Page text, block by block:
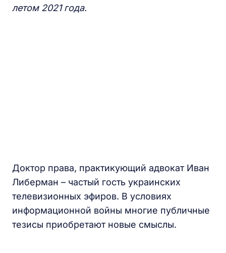
летом 2021 года.
Доктор права, практикующий адвокат Иван
Либерман – частый гость украинских
телевизионных эфиров. В условиях
информационной войны многие публичные
тезисы приобретают новые смыслы.